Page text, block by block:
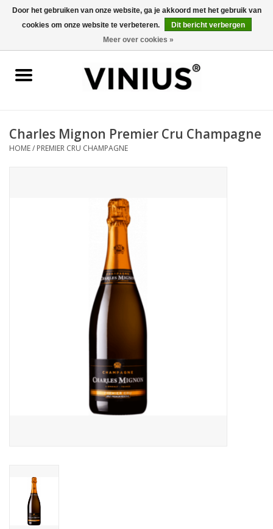
0 Artikelen - €0,00
Wijn per kleur/soort
Charles Mignon Premier Cru Champagne
HOME/ PREMIER CRU CHAMPAGNE
Door het gebruiken van onze website, ga je akkoord met het gebruik van
cookies om onze website te verbeteren.
Dit bericht verbergen
Meer over cookies »